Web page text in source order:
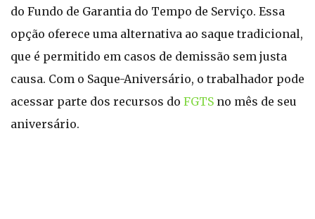
do Fundo de Garantia do Tempo de Serviço. Essa
opção oferece uma alternativa ao saque tradicional,
que é permitido em casos de demissão sem justa
causa. Com o Saque-Aniversário, o trabalhador pode
acessar parte dos recursos do FGTS no mês de seu
aniversário.